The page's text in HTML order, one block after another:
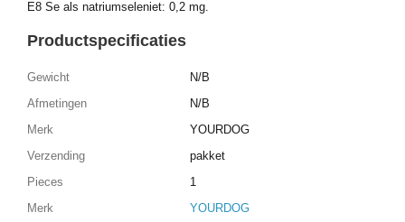
E8 Se als natriumseleniet: 0,2 mg.
Productspecificaties
Gewicht
N/B
Afmetingen
N/B
Merk
YOURDOG
Verzending
pakket
Pieces
1
Merk
YOURDOG